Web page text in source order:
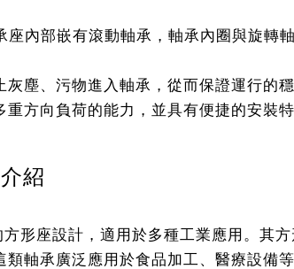
座內部嵌有滾動軸承，軸承內圈與旋轉
塵、污物進入軸承，從而保證運行的
方向負荷的能力，並具有便捷的安裝
紹
形座設計，適用於多種工業應用。其
軸承廣泛應用於食品加工、醫療設備